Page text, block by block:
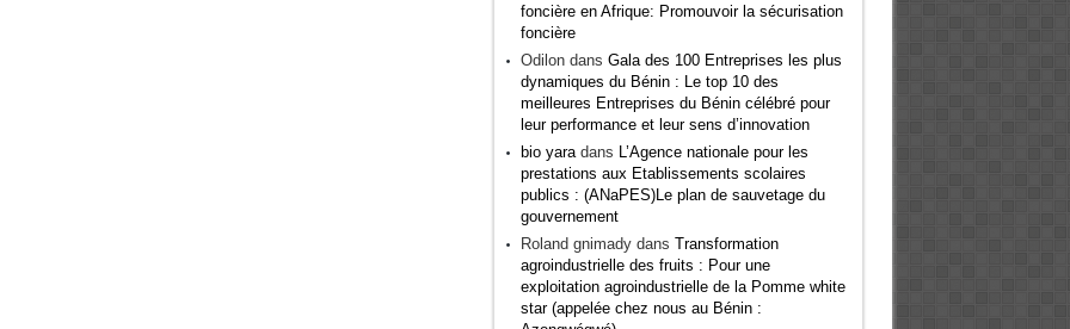
foncière en Afrique: Promouvoir la sécurisation
foncière
Odilondans Gala des 100 Entreprises les plus
dynamiques du Bénin : Le top 10 des
meilleures Entreprises du Bénin célébré pour
leur performance et leur sens d’innovation
bio yaradans L’Agence nationale pour les
prestations aux Etablissements scolaires
publics : (ANaPES)Le plan de sauvetage du
gouvernement
Roland gnimadydans Transformation
agroindustrielle des fruits : Pour une
exploitation agroindustrielle de la Pomme white
star (appelée chez nous au Bénin :